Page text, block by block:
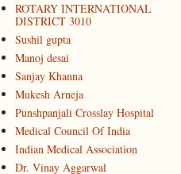
ROTARY INTERNATIONAL
DISTRICT 3010
Sushil gupta
Manoj desai
Sanjay Khanna
Mukesh Arneja
Punshpanjali Crosslay Hospital
Medical Council Of India
Indian Medical Association
Dr. Vinay Aggarwal